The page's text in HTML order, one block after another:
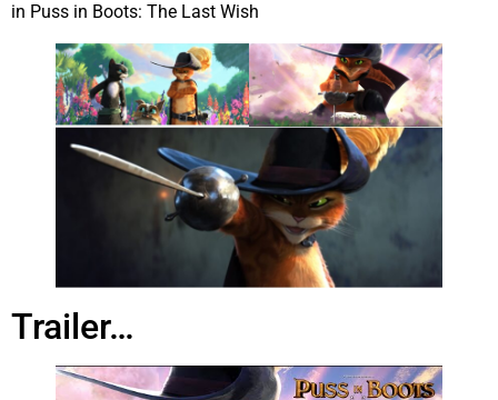
in Puss in Boots: The Last Wish
Trailer…